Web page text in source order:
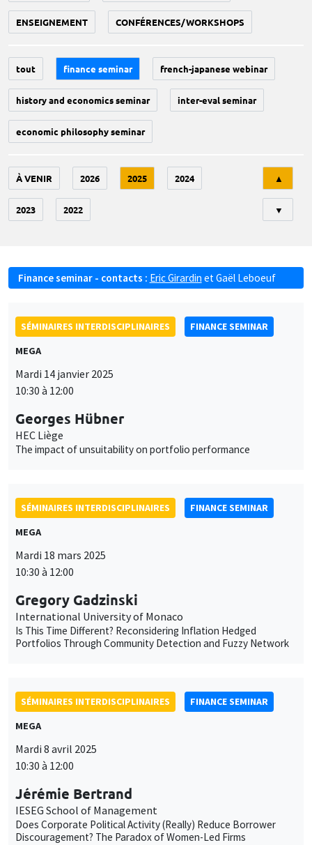
ENSEIGNEMENT CONFÉRENCES/WORKSHOPS
tout finance seminar french-japanese webinar
history and economics seminar inter-eval seminar
economic philosophy seminar
À VENIR 2026 2025 2024
2023 2022
▲
▼
Finance seminar - contacts : Eric Girardin et Gaël Leboeuf
SÉMINAIRES INTERDISCIPLINAIRES
FINANCE SEMINAR
MEGA
Mardi 14 janvier 2025
10:30 à 12:00
Georges Hübner
HEC Liège
The impact of unsuitability on portfolio performance
SÉMINAIRES INTERDISCIPLINAIRES
FINANCE SEMINAR
MEGA
Mardi 18 mars 2025
10:30 à 12:00
Gregory Gadzinski
International University of Monaco
Is This Time Different? Reconsidering Inflation Hedged
Portfolios Through Community Detection and Fuzzy Network
SÉMINAIRES INTERDISCIPLINAIRES
FINANCE SEMINAR
MEGA
Mardi 8 avril 2025
10:30 à 12:00
Jérémie Bertrand
IESEG School of Management
Does Corporate Political Activity (Really) Reduce Borrower
Discouragement? The Paradox of Women-Led Firms